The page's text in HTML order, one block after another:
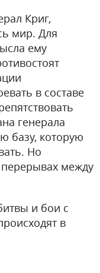
Криг,
мир. Для
ему
в составе
генерала
базу, которую
Но
между
и бои с
в